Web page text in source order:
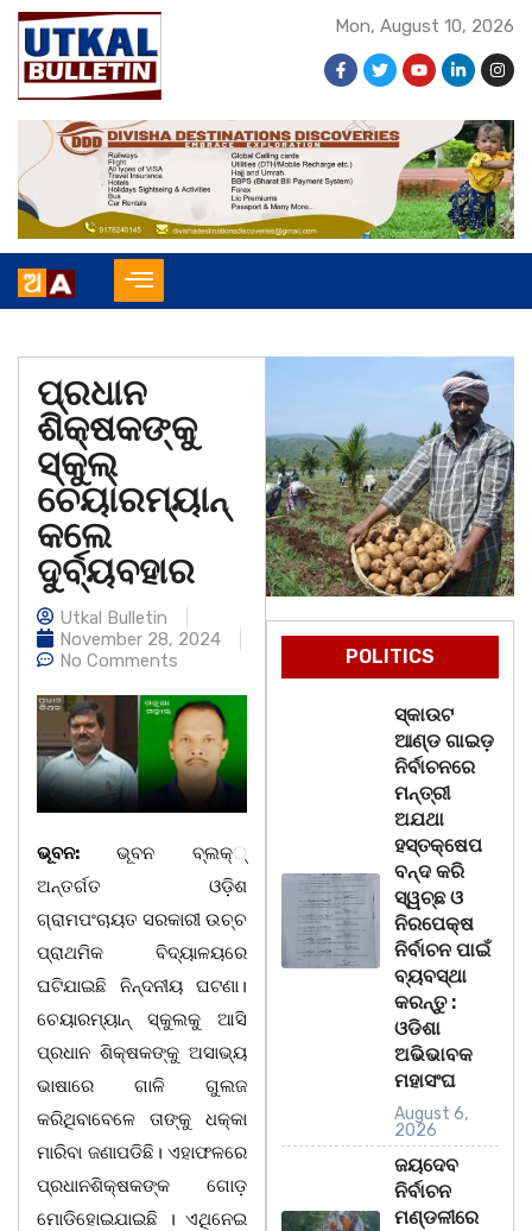
Mon, August 10, 2026
ପ୍ରଧାନ
ଶିକ୍ଷକଙ୍କୁ
ସ୍କୁଲ୍
ଚେୟାରମ୍ୟାନ୍
କଲେ
ଦୁର୍ବ୍ୟବହାର
Utkal Bulletin
November 28, 2024
No Comments
ଭୂବନ: ଭୂବନ ବ୍ଲକ୍‌୍
ଅନ୍ତର୍ଗତ ଓଡ଼ିଶ
ଗ୍ରାମପଂଚାୟତ ସରକାରୀ ଉଚ୍ଚ
ପ୍ରାଥମିକ ବିଦ୍ୟାଳୟରେ
ଘଟିଯାଇଛି ନିନ୍ଦନୀୟ ଘଟଣା।
ଚେୟାରମ୍ୟାନ୍ ସ୍କୁଲକୁ ଆସି
ପ୍ରଧାନ ଶିକ୍ଷକଙ୍କୁ ଅସାଭ୍ୟ
ଭାଷାରେ ଗାଳି ଗୁଲଜ
କରିଥିବାବେଳେ ତାଙ୍କୁ ଧକ୍କା
ମାରିବା ଜଣାପଡିଛି। ଏହାଫଳରେ
ପ୍ରଧାନଶିକ୍ଷକଙ୍କ ଗୋଡ଼
ମୋଡିହୋଇଯାଇଛି । ଏଥିନେଇ
POLITICS
ସ୍କାଉଟ
ଆଣ୍ଡ ଗାଇଡ଼
ନିର୍ବାଚନରେ
ମନ୍ତ୍ରୀ
ଅଯଥା
ହସ୍ତକ୍ଷେପ
ବନ୍ଦ କରି
ସ୍ୱଚ୍ଛ ଓ
ନିରପେକ୍ଷ
ନିର୍ବାଚନ ପାଇଁ
ବ୍ୟବସ୍ଥା
କରନ୍ତୁ :
ଓଡିଶା
ଅଭିଭାବକ
ମହାସଂଘ
August 6,
2026
ଜୟଦେବ
ନିର୍ବାଚନ
ମଣ୍ଡଳୀରେ